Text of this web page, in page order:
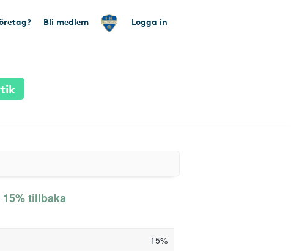
Bli medlem Logga in
tillbaka
15%